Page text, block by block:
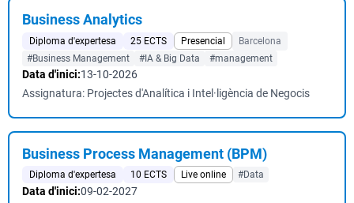
Business Analytics
Diploma d'expertesa 25 ECTS Presencial
Barcelona
#Business Management
#IA & Big Data #management
Data d'inici:13-10-2026
Assignatura: Projectes d'Analítica i Intel·ligència de Negocis
Business Process Management (BPM)
Diploma d'expertesa 10 ECTS Live online #Data
Data d'inici:09-02-2027